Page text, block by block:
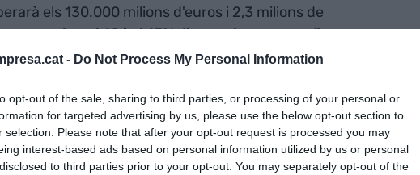
- Do Not Process My Personal Information
opt-out of the sale, sharing to third parties, or processing of your personal or
for targeted advertising by us, please use the below opt-out section to
selection. Please note that after your opt-out request is processed you may
interest-based ads based on personal information utilized by us or personal
to third parties prior to your opt-out. You may separately opt-out of the
els 130.000 milions d'euros i 2,3 milions de
entre el 10 i el 15% d'aquests recursos".